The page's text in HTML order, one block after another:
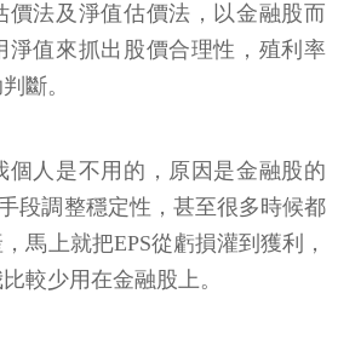
價法及淨值估價法，以金融股而
淨值來抓出股價合理性，殖利率
斷。
個人是不用的，原因是金融股的
段調整穩定性，甚至很多時候都
馬上就把EPS從虧損灌到獲利，
較少用在金融股上。